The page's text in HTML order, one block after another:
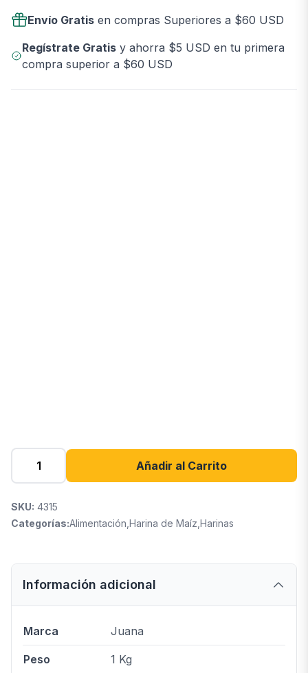
Envío Gratis en compras Superiores a $60 USD
Regístrate Gratisy ahorra $5 USD en tu primera
compra superior a $60 USD
Añadir al Carrito
SKU: 4315
Categorías:Alimentación Harina de Maíz Harinas
Información adicional
Marca Juana
Peso 1 Kg